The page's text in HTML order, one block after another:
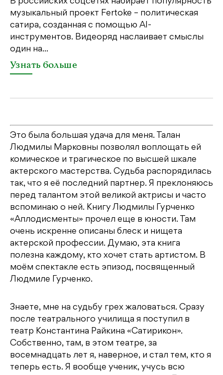
музыкальный проект Fertoke – политическая
сатира, созданная с помощью AI-
инструментов. Видеоряд наслаивает смыслы
один на...
Узнать больше
Это была большая удача для меня. Талан
Людмилы Марковны позволял воплощать ей
комическое и трагическое по высшей шкале
актерского мастерства. Судьба распорядилась
так, что я её последний партнер. Я преклоняюсь
перед талантом этой великой актрисы и часто
вспоминаю о ней. Книгу Людмилы Гурченко
«Аплодисменты» прочел еще в юности. Там
очень искренне описаны блеск и нищета
актерской профессии. Думаю, эта книга
полезна каждому, кто хочет стать артистом. В
моём спектакле есть эпизод, посвященный
Людмиле Гурченко.
Знаете, мне на судьбу грех жаловаться. Сразу
после театрального училища я поступил в
театр Константина Райкина «Сатирикон».
Собственно, там, в этом театре, за
восемнадцать лет я, наверное, и стал тем, кто я
теперь есть. Я вообще ученик, учусь всю